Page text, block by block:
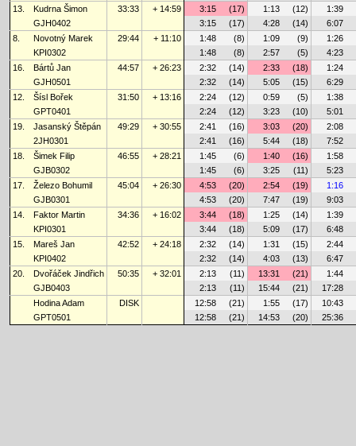
13.
Kudrna Šimon 33:33 + 14:59 3:15 (17) 1:13 (12)
1:39
GJH0402
3:15 (17) 4:28 (14)
6:07
8.
Novotný Marek 29:44 + 11:10 1:48 (8) 1:09 (9)
1:26
KPI0302
1:48 (8) 2:57 (5)
4:23
16.
Bártů Jan 44:57 + 26:23 2:32 (14) 2:33 (18)
1:24
GJH0501
2:32 (14) 5:05 (15)
6:29
12.
Šísl Bořek 31:50 + 13:16 2:24 (12) 0:59 (5)
1:38
GPT0401
2:24 (12) 3:23 (10)
5:01
19.
Jasanský Štěpán 49:29 + 30:55 2:41 (16) 3:03 (20)
2:08
2JH0301
2:41 (16) 5:44 (18)
7:52
18.
Šimek Filip 46:55 + 28:21 1:45 (6) 1:40 (16)
1:58
GJB0302
1:45 (6) 3:25 (11)
5:23
17.
Železo Bohumil 45:04 + 26:30 4:53 (20) 2:54 (19)
1:16
GJB0301
4:53 (20) 7:47 (19)
9:03
14.
Faktor Martin 34:36 + 16:02 3:44 (18) 1:25 (14)
1:39
KPI0301
3:44 (18) 5:09 (17)
6:48
15.
Mareš Jan 42:52 + 24:18 2:32 (14) 1:31 (15)
2:44
KPI0402
2:32 (14) 4:03 (13)
6:47
20.
Dvořáček Jindřich 50:35 + 32:01 2:13 (11) 13:31 (21)
1:44
GJB0403
2:13 (11) 15:44 (21)
17:28
Hodina Adam
DISK 12:58 (21) 1:55 (17)
10:43
GPT0501
12:58 (21) 14:53 (20) 25:36